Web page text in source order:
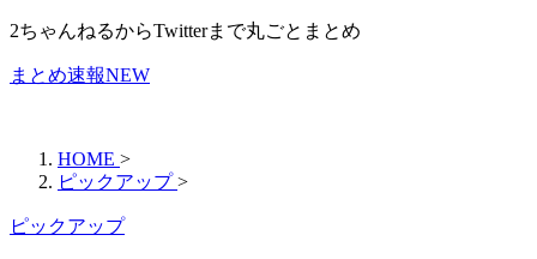
2ちゃんねるからTwitterまで丸ごとまとめ
まとめ速報NEW
HOME >
ピックアップ >
ピックアップ